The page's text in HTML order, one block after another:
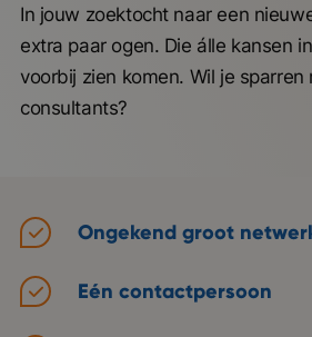
In jouw zoektocht naar een
extra paar ogen. Die álle kansen
voorbij zien komen. Wil je sparren
consultants?
Ongekend groot
Eén contactpersoon